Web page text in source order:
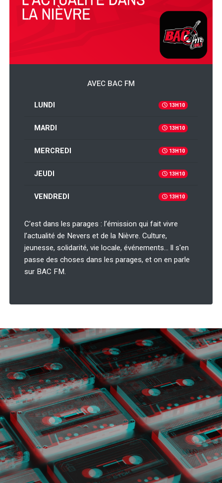
AVEC BAC FM
LUNDI 13H10
MARDI 13H10
MERCREDI 13H10
JEUDI 13H10
VENDREDI 13H10
C’est dans les parages : l’émission qui fait vivre
l’actualité de Nevers et de la Nièvre. Culture,
jeunesse, solidarité, vie locale, événements… ll s'en
passe des choses dans les parages, et on en parle
sur BAC FM.